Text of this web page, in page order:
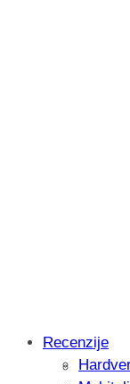
Recenzije